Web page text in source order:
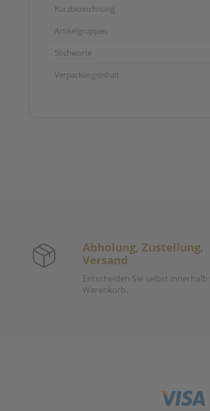
Kurzbezeichnung
Artikelgruppen
Stichworte
Verpackungsinhalt
Abholung, Zustellung,
Versand
Entscheiden Sie selbst innerhalb
Warenkorb.